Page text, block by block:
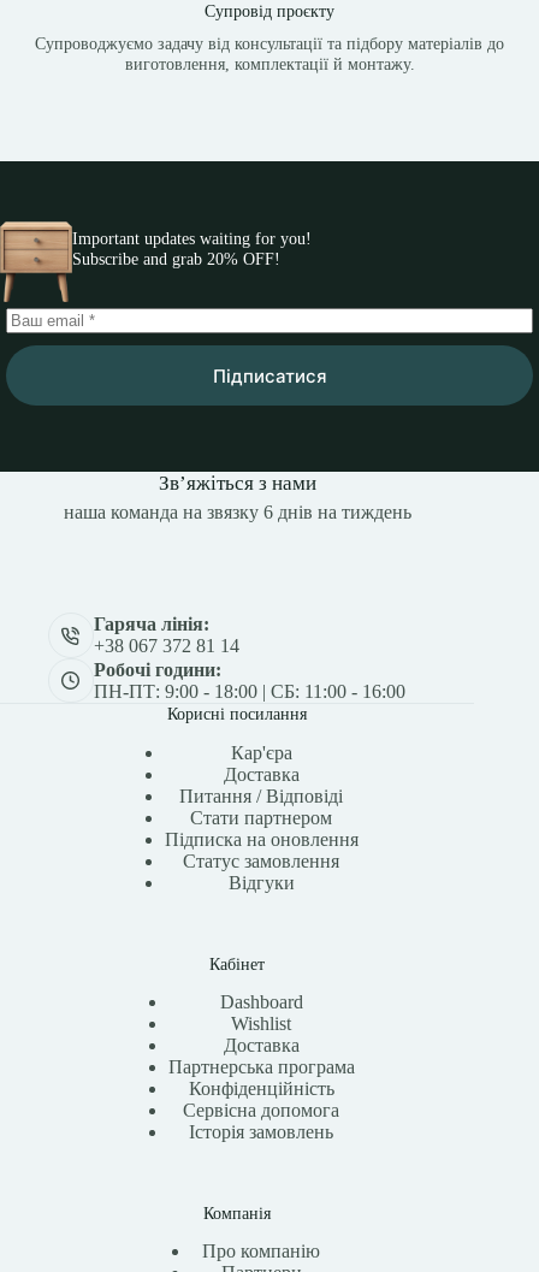
Супровід проєкту
Супроводжуємо задачу від консультації та підбору матеріалів до
виготовлення, комплектації й монтажу.
Important updates waiting for you!
Subscribe and grab 20% OFF!
Підписатися
Зв’яжіться з нами
наша команда на звязку 6 днів на тиждень
Гаряча лінія:
+38 067 372 81 14
Робочі години:
ПН-ПТ: 9:00 - 18:00 | СБ: 11:00 - 16:00
Корисні посилання
Кар'єра
Доставка
Питання / Відповіді
Стати партнером
Підписка на оновлення
Статус замовлення
Відгуки
Кабінет
Dashboard
Wishlist
Доставка
Партнерська програма
Конфіденційність
Сервісна допомога
Історія замовлень
Компанія
Про компанію